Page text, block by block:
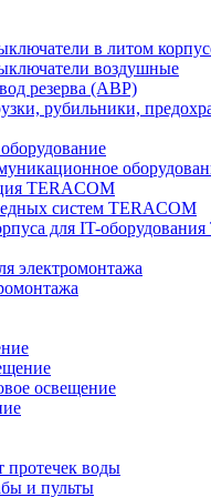
в литом
воздушные
резерва (АВР)
рубильники,
TERACOM
систем TERACOM
для IT-
электромонтажа
освещение
протечек воды
и пульты